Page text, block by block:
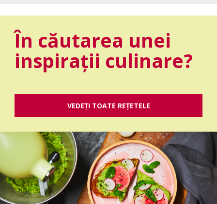
În căutarea unei
inspirații culinare?
VEDEȚI TOATE REȚETELE